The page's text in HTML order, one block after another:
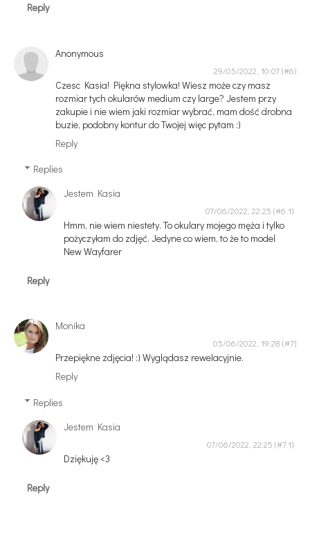
Reply
Anonymous
29/05/2022, 10:07
Czesc Kasia! Piękna stylowka! Wiesz może czy masz
rozmiar tych okularów medium czy large? Jestem przy
zakupie i nie wiem jaki rozmiar wybrać, mam dość drobna
buzie, podobny kontur do Twojej więc pytam :)
Reply
Replies
Jestem Kasia
07/06/2022, 22:25
Hmm, nie wiem niestety. To okulary mojego męża i tylko
pożyczyłam do zdjęć. Jedyne co wiem, to że to model
New Wayfarer
Reply
Monika
05/06/2022, 19:28
Przepiękne zdjęcia! :) Wyglądasz rewelacyjnie.
Reply
Replies
Jestem Kasia
07/06/2022, 22:25
Dziękuję <3
Reply